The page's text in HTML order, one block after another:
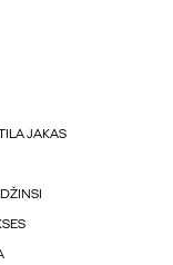
JAKAS